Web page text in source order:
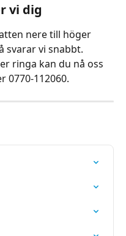
vi dig
nere till höger
svarar vi snabbt.
ringa kan du nå oss
0770-112060.